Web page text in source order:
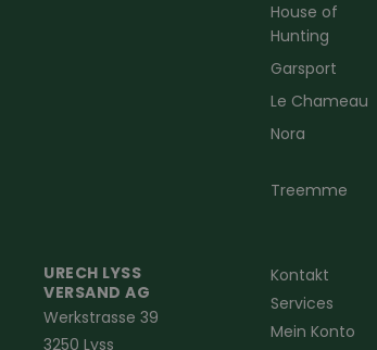
House of
Hunting
Garsport
Le Chameau
Nora
Treemme
URECH LYSS
VERSAND AG
Werkstrasse 39
3250 Lyss
Kontakt
Services
Mein Konto